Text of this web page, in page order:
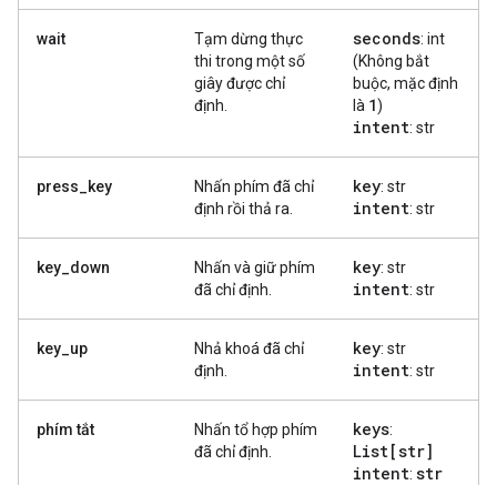
wait
Tạm dừng thực
thi trong một số
giây được chỉ
định.
seconds: int
(Không bắt
buộc, mặc định
là 1)
intent: str
press_key
Nhấn phím đã chỉ
định rồi thả ra.
key: str
intent: str
key_down
Nhấn và giữ phím
đã chỉ định.
key: str
intent: str
key_up
Nhả khoá đã chỉ
định.
key: str
intent: str
phím tắt
Nhấn tổ hợp phím
đã chỉ định.
keys:
List[str]
intent: str